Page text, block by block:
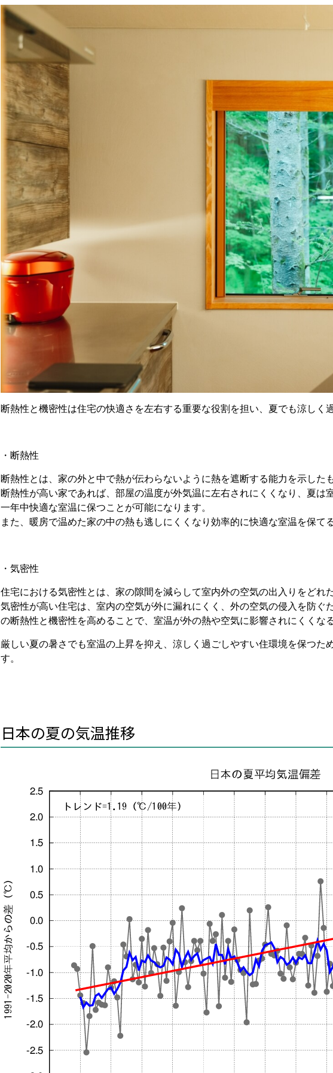
断熱性と機密性は住宅の快適さを左右する重要な役割を担い、夏でも涼しく
・断熱性
断熱性とは、家の外と中で熱が伝わらないように熱を遮断する能力を示した
断熱性が高い家であれば、部屋の温度が外気温に左右されにくくなり、夏は
一年中快適な室温に保つことが可能になります。
また、暖房で温めた家の中の熱も逃しにくくなり効率的に快適な室温を保て
・気密性
住宅における気密性とは、家の隙間を減らして室内外の空気の出入りをどれ
気密性が高い住宅は、室内の空気が外に漏れにくく、外の空気の侵入を防
の断熱性と機密性を高めることで、室温が外の熱や空気に影響されにくくな
厳しい夏の暑さでも室温の上昇を抑え、涼しく過ごしやすい住環境を保つ
す。
日本の夏の気温推移